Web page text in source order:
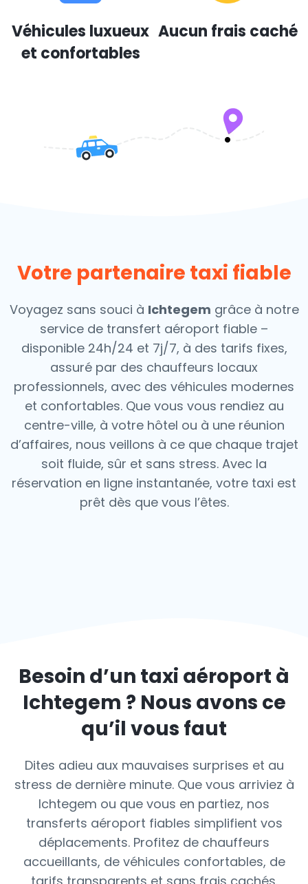
Véhicules luxueux
et confortables
Aucun frais caché
Votre partenaire taxi fiable
Voyagez sans souci à Ichtegem grâce à notre
service de transfert aéroport fiable –
disponible 24h/24 et 7j/7, à des tarifs fixes,
assuré par des chauffeurs locaux
professionnels, avec des véhicules modernes
et confortables. Que vous vous rendiez au
centre-ville, à votre hôtel ou à une réunion
d’affaires, nous veillons à ce que chaque trajet
soit fluide, sûr et sans stress. Avec la
réservation en ligne instantanée, votre taxi est
prêt dès que vous l’êtes.
Besoin d’un taxi aéroport à
Ichtegem ? Nous avons ce
qu’il vous faut
Dites adieu aux mauvaises surprises et au
stress de dernière minute. Que vous arriviez à
Ichtegem ou que vous en partiez, nos
transferts aéroport fiables simplifient vos
déplacements. Profitez de chauffeurs
accueillants, de véhicules confortables, de